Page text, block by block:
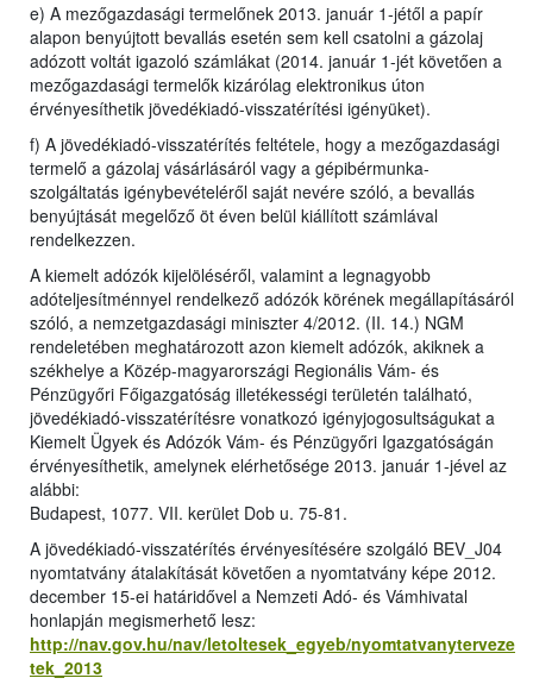
e) A mezőgazdasági termelőnek 2013. január 1-jétől a papír
alapon benyújtott bevallás esetén sem kell csatolni a gázolaj
adózott voltát igazoló számlákat (2014. január 1-jét követően a
mezőgazdasági termelők kizárólag elektronikus úton
érvényesíthetik jövedékiadó-visszatérítési igényüket).
f) A jövedékiadó-visszatérítés feltétele, hogy a mezőgazdasági
termelő a gázolaj vásárlásáról vagy a gépibérmunka-
szolgáltatás igénybevételéről saját nevére szóló, a bevallás
benyújtását megelőző öt éven belül kiállított számlával
rendelkezzen.
A kiemelt adózók kijelöléséről, valamint a legnagyobb
adóteljesítménnyel rendelkező adózók körének megállapításáról
szóló, a nemzetgazdasági miniszter 4/2012. (II. 14.) NGM
rendeletében meghatározott azon kiemelt adózók, akiknek a
székhelye a Közép-magyarországi Regionális Vám- és
Pénzügyőri Főigazgatóság illetékességi területén található,
jövedékiadó-visszatérítésre vonatkozó igényjogosultságukat a
Kiemelt Ügyek és Adózók Vám- és Pénzügyőri Igazgatóságán
érvényesíthetik, amelynek elérhetősége 2013. január 1-jével az
alábbi:
Budapest, 1077. VII. kerület Dob u. 75-81.
A jövedékiadó-visszatérítés érvényesítésére szolgáló BEV_J04
nyomtatvány átalakítását követően a nyomtatvány képe 2012.
december 15-ei határidővel a Nemzeti Adó- és Vámhivatal
honlapján megismerhető lesz:
http://nav.gov.hu/nav/letoltesek_egyeb/nyomtatvanyterveze
tek_2013